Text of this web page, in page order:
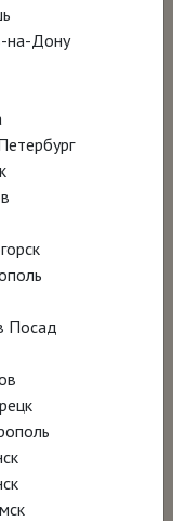
не
из самых
ХХ века:
А №1»
за
и
в
на-Дону
Посад